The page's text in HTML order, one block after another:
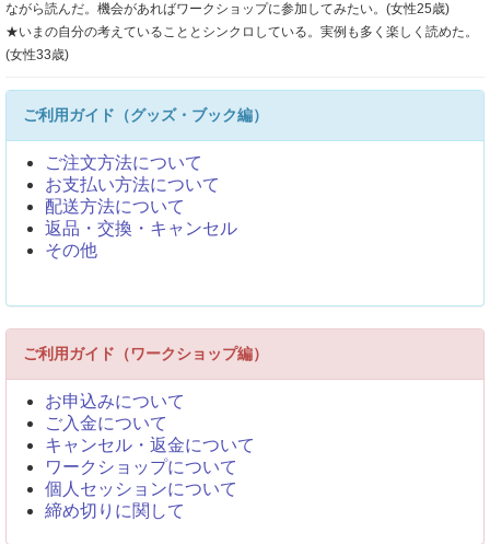
ながら読んだ。機会があればワークショップに参加してみたい。(女性25歳)
★いまの自分の考えていることとシンクロしている。実例も多く楽しく読めた。
(女性33歳)
ご利用ガイド（グッズ・ブック編）
ご注文方法について
お支払い方法について
配送方法について
返品・交換・キャンセル
その他
ご利用ガイド（ワークショップ編）
お申込みについて
ご入金について
キャンセル・返金について
ワークショップについて
個人セッションについて
締め切りに関して